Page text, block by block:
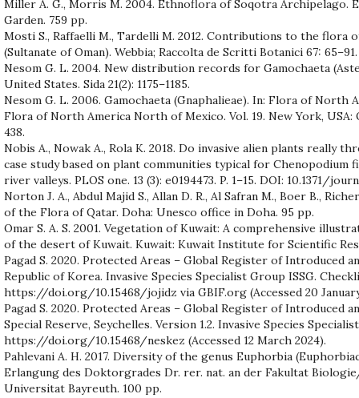
Miller A. G., Morris M. 2004. Ethnoflora of Soqotra Archipelago.
Garden. 759 pp.
Mosti S., Raffaelli M., Tardelli M. 2012. Contributions to the
(Sultanate of Oman). Webbia; Raccolta de Scritti Botanici 67: 65–91.
Nesom G. L. 2004. New distribution records for Gamochaeta
United States. Sida 21(2): 1175–1185.
Nesom G. L. 2006. Gamochaeta (Gnaphalieae). In: Flora of North
Flora of North America North of Mexico. Vol. 19. New York, USA:
438.
Nobis A., Nowak A., Rola K. 2018. Do invasive alien plants really
case study based on plant communities typical for Chenopodium
river valleys. PLOS one. 13 (3): e0194473. P. 1–15. DOI: 10.1371/
Norton J. A., Abdul Majid S., Allan D. R., Al Safran M., Boer B.,
of the Flora of Qatar. Doha: Unesco office in Doha. 95 pp.
Omar S. A. S. 2001. Vegetation of Kuwait: A comprehensive
of the desert of Kuwait. Kuwait: Kuwait Institute for Scientific
Pagad S. 2020. Protected Areas – Global Register of Introduced
Republic of Korea. Invasive Species Specialist Group ISSG.
https://doi.org/10.15468/jojidz via GBIF.org (Accessed 20
Pagad S. 2020. Protected Areas – Global Register of Introduced
Special Reserve, Seychelles. Version 1.2. Invasive Species
https://doi.org/10.15468/neskez (Accessed 12 March 2024).
Pahlevani A. H. 2017. Diversity of the genus Euphorbia
Erlangung des Doktorgrades Dr. rer. nat. an der Fakultat
Universitat Bayreuth. 100 pp.